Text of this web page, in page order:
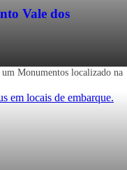
Vale dos
Monumentos localizado na